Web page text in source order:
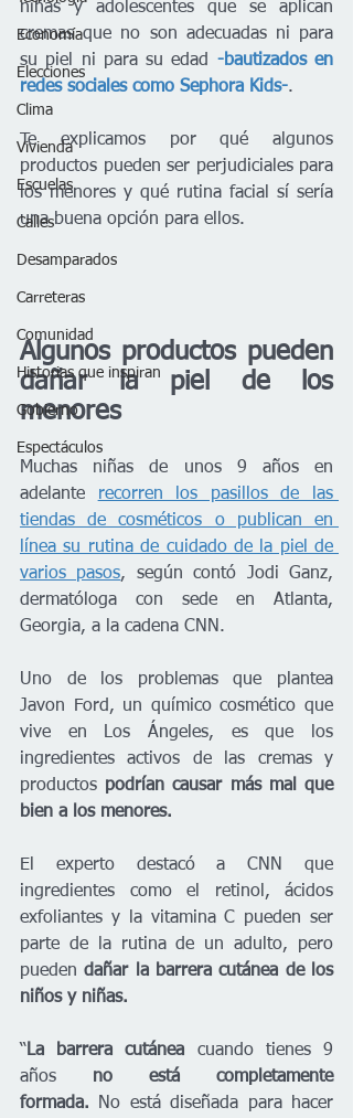
Economía
Elecciones
Clima
Vivienda
Escuelas
Calles
Desamparados
Carreteras
Comunidad
Historias que inspiran
Gobierno
Espectáculos
niñas y adolescentes que se aplican
cremas que no son adecuadas ni para
su piel ni para su edad -bautizados en
redes sociales como Sephora Kids-.
Te explicamos por qué algunos
productos pueden ser perjudiciales para
los menores y qué rutina facial sí sería
una buena opción para ellos.
Algunos productos pueden
dañar la piel de los
menores
Muchas niñas de unos 9 años en
adelante recorren los pasillos de las
tiendas de cosméticos o publican en
línea su rutina de cuidado de la piel de
varios pasos, según contó Jodi Ganz,
dermatóloga con sede en Atlanta,
Georgia, a la cadena CNN.
Uno de los problemas que plantea
Javon Ford, un químico cosmético que
vive en Los Ángeles, es que los
ingredientes activos de las cremas y
productos podrían causar más mal que
bien a los menores.
El experto destacó a CNN que
ingredientes como el retinol, ácidos
exfoliantes y la vitamina C pueden ser
parte de la rutina de un adulto, pero
pueden dañar la barrera cutánea de los
niños y niñas.
“La barrera cutánea cuando tienes 9
años no está completamente
formada.
No está diseñada para hacer